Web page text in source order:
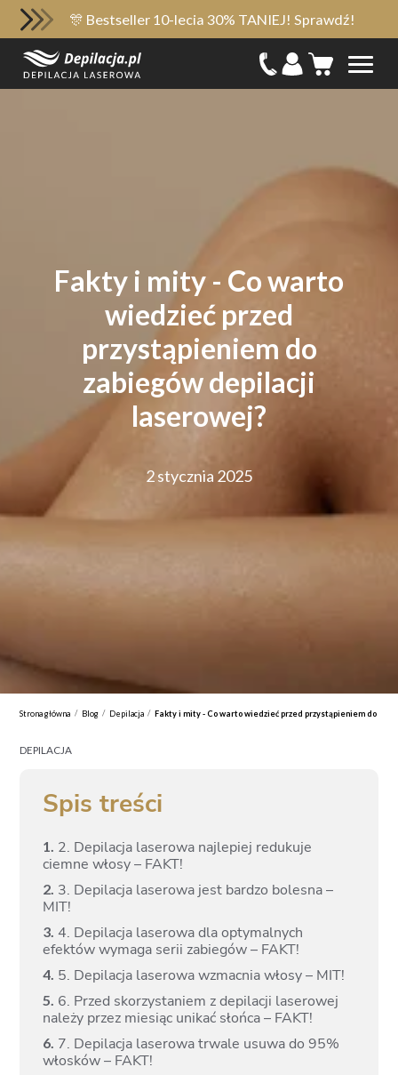
🎊 Bestseller 10-lecia 30% TANIEJ! Sprawdź!
Fakty i mity - Co warto
wiedzieć przed
przystąpieniem do
zabiegów depilacji
laserowej?
2 stycznia 2025
Strona główna / Blog / Depilacja / Fakty i mity - Co warto wiedzieć przed przystąpieniem do
DEPILACJA
Spis treści
1.
2. Depilacja laserowa najlepiej redukuje
ciemne włosy – FAKT!
2. 3. Depilacja laserowa jest bardzo bolesna –
MIT!
3. 4. Depilacja laserowa dla optymalnych
efektów wymaga serii zabiegów – FAKT!
4. 5. Depilacja laserowa wzmacnia włosy – MIT!
5. 6. Przed skorzystaniem z depilacji laserowej
należy przez miesiąc unikać słońca – FAKT!
6. 7. Depilacja laserowa trwale usuwa do 95%
włosków – FAKT!